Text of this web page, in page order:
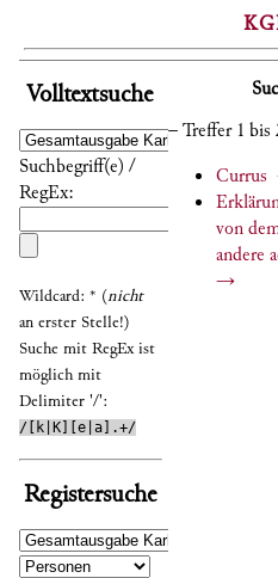
Volltextsuche
Suchbegriff(e) /
RegEx:
Wildcard: * (nicht
an erster Stelle!)
Suche mit RegEx ist
möglich mit
Delimiter '/':
/[k|K][e|a].+/
Registersuche
– Treffer 1 bis
Currus
von
andere
→